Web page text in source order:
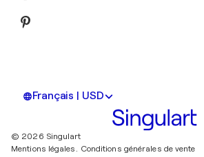
Français | USD
© 2026 Singulart
Mentions légales. Conditions générales de vente